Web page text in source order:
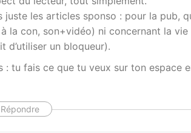
juste les articles sponso : pour la pub,
la con, son+vidéo) ni concernant la vie
d’utiliser un bloqueur).
: tu fais ce que tu veux sur ton espace
Répondre